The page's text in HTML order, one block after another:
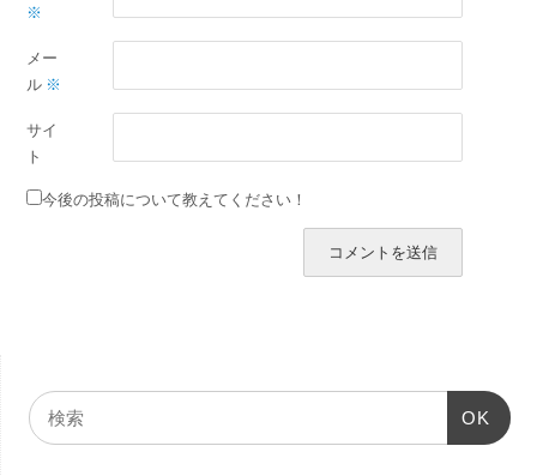
※
メー
ル ※
サイ
ト
今後の投稿について教えてください！
OK